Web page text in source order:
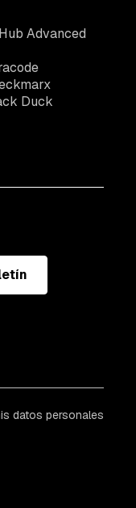
Advanced
Duck
datos personales